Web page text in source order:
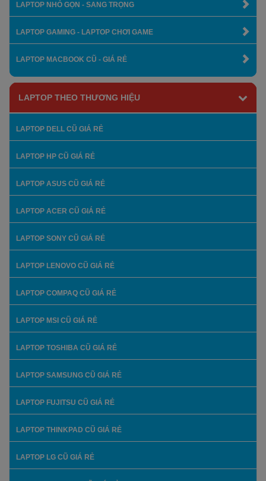
LAPTOP NHỎ GỌN - SANG TRỌNG
LAPTOP GAMING - LAPTOP CHƠI GAME
LAPTOP MACBOOK CŨ - GIÁ RẺ
LAPTOP THEO THƯƠNG HIỆU
LAPTOP DELL CŨ GIÁ RẺ
LAPTOP HP CŨ GIÁ RẺ
LAPTOP ASUS CŨ GIÁ RẺ
LAPTOP ACER CŨ GIÁ RẺ
LAPTOP SONY CŨ GIÁ RẺ
LAPTOP LENOVO CŨ GIÁ RẺ
LAPTOP COMPAQ CŨ GIÁ RẺ
LAPTOP MSI CŨ GIÁ RẺ
LAPTOP TOSHIBA CŨ GIÁ RẺ
LAPTOP SAMSUNG CŨ GIÁ RẺ
LAPTOP FUJITSU CŨ GIÁ RẺ
LAPTOP THINKPAD CŨ GIÁ RẺ
LAPTOP LG CŨ GIÁ RẺ